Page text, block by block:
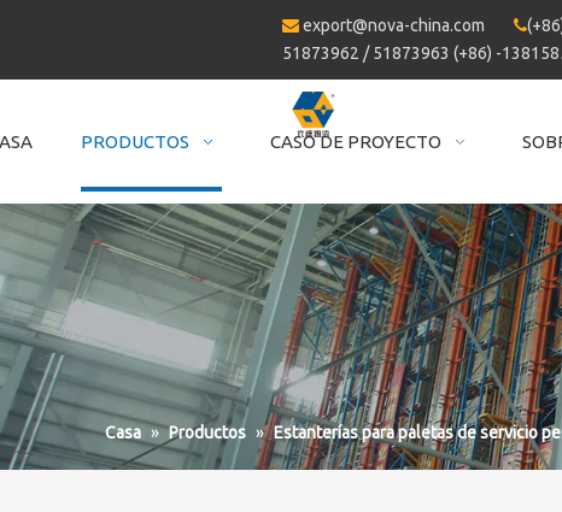
 export@nova-china.com 
51873962 / 51873963 (+86) -
PRODUCTOS CASO DE PROYECTO
Casa » Productos » Estanterías para paletas de servicio